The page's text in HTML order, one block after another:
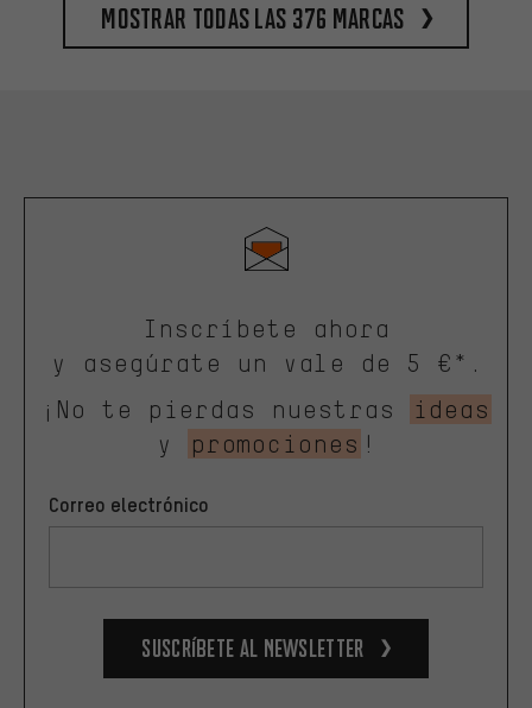
Mostrar todas las 376 marcas
Inscríbete ahora
y asegúrate un vale de 5 €*.
¡No te pierdas nuestras
ideas
y
promociones !
Correo electrónico
Suscríbete al newsletter